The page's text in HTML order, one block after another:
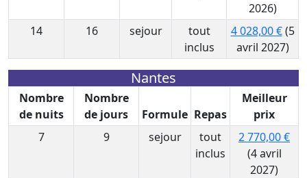
2026)
14
16 sejour
tout
inclus
4 028,00 €(5
avril 2027)
Nantes
Nombre
de nuits
Nombre
de jours
Formule Repas
Meilleur
prix
7
9 sejour
tout
inclus
2 770,00 €
(4 avril
2027)